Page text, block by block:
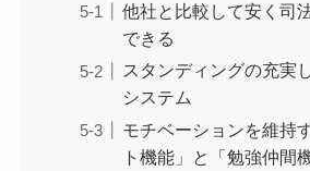
他社と比較して安く司
できる
スタンディングの充実
システム
モチベーションを維持
ト機能」と「勉強仲間